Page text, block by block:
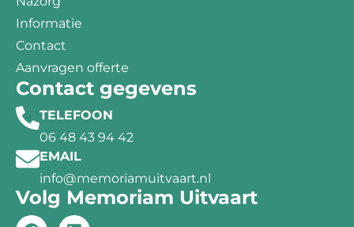
Informatie
Contact
Aanvragen offerte
Contact gegevens
TELEFOON
06 48 43 94 42
EMAIL
info@memoriamuitvaart.nl
Volg Memoriam Uitvaart